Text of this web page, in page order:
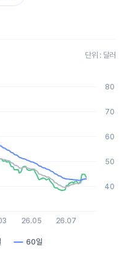
단위 : 달러
Time. Data ranges from
values. Data ranges from
60일
26.05 26.07
40
50
60
70
80